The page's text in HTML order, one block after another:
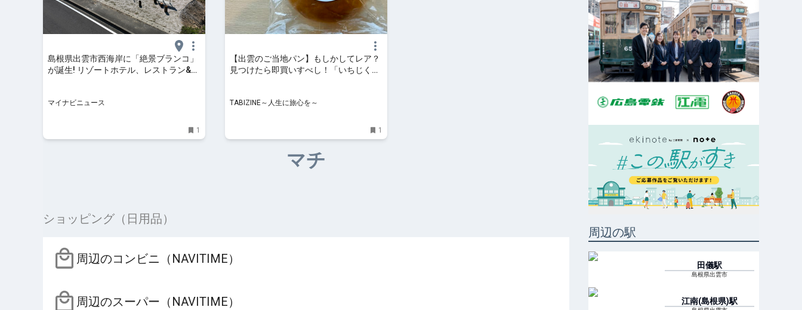
島根県出雲市西海岸に「絶景ブランコ」
が誕生! リゾートホテル、レストラン&カ
マイナビニュース
1
【出雲のご当地パン】もしかしてレア？
見つけたら即買いすべし！「いちじくあ
TABIZINE～人生に旅心を～
1
マチ
ショッピング（日用品）
周辺のコンビニ（NAVITIME）
周辺のスーパー（NAVITIME）
周辺の駅
田儀駅
島根県出雲市
江南(島根県)駅